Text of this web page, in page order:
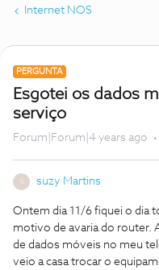
Internet NOS
PERGUNTA
Esgotei os dados
serviço
Forum|Forum|4 years ago
S suzy Martins
Ontem dia 11/6 fiquei o dia
motivo de avaria do router.
de dados móveis no meu
veio a casa trocar o